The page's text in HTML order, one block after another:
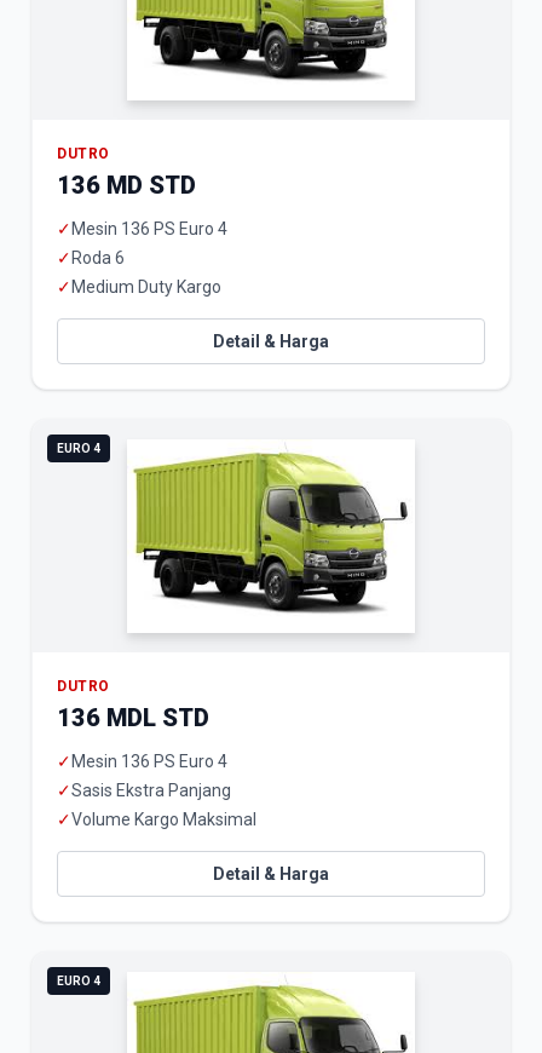
DUTRO
136 MD STD
✓ Mesin 136 PS Euro 4
✓ Roda 6
✓ Medium Duty Kargo
Detail & Harga
EURO 4
DUTRO
136 MDL STD
✓ Mesin 136 PS Euro 4
✓Sasis Ekstra Panjang
✓Volume Kargo Maksimal
Detail & Harga
EURO 4